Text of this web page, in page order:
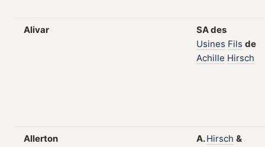
Alivar SAdes
Usines Fils de
Achille Hirsch
Allerton A.Hirsch &